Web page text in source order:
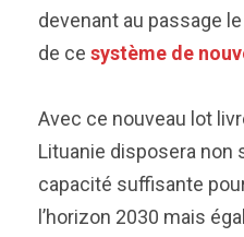
devenant au passage
de ce système de
Avec ce nouveau lot
Lituanie disposera non
capacité suffisante
l’horizon 2030 mais